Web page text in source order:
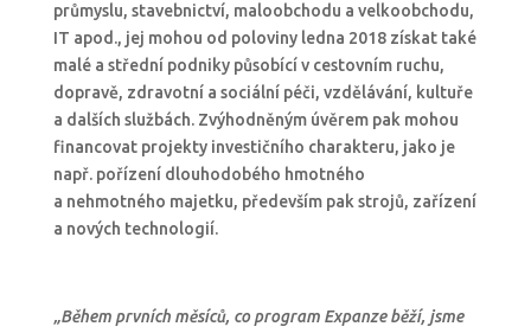
průmyslu, stavebnictví, maloobchodu a velkoobchodu,
IT apod., jej mohou od poloviny ledna 2018 získat také
malé a střední podniky působící v cestovním ruchu,
dopravě, zdravotní a sociální péči, vzdělávání, kultuře
a dalších službách. Zvýhodněným úvěrem pak mohou
financovat projekty investičního charakteru, jako je
např. pořízení dlouhodobého hmotného
a nehmotného majetku, především pak strojů, zařízení
a nových technologií.
„Během prvních měsíců, co program Expanze běží, jsme